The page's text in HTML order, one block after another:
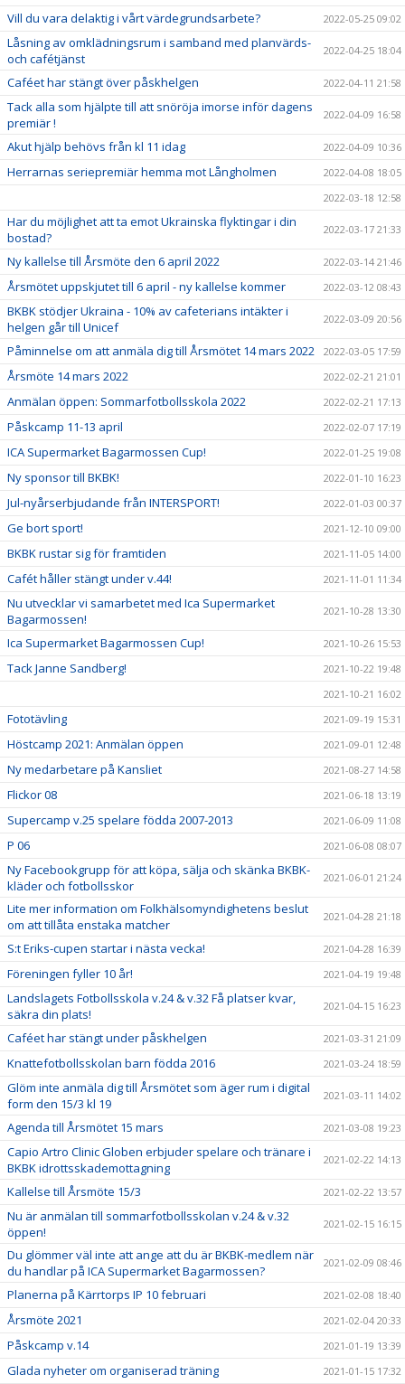
Vill du vara delaktig i vårt värdegrundsarbete?
2022-05-25 09:02
Låsning av omklädningsrum i samband med planvärds-
och cafétjänst
2022-04-25 18:04
Caféet har stängt över påskhelgen 2022-04-11 21:58
Tack alla som hjälpte till att snöröja imorse inför dagens
premiär !
2022-04-09 16:58
Akut hjälp behövs från kl 11 idag 2022-04-09 10:36
Herrarnas seriepremiär hemma mot Långholmen
2022-04-08 18:05
2022-03-18 12:58
Har du möjlighet att ta emot Ukrainska flyktingar i din
bostad?
2022-03-17 21:33
Ny kallelse till Årsmöte den 6 april 2022 2022-03-14 21:46
Årsmötet uppskjutet till 6 april - ny kallelse kommer 2022-03-12 08:43
BKBK stödjer Ukraina - 10% av cafeterians intäkter i
helgen går till Unicef
2022-03-09 20:56
Påminnelse om att anmäla dig till Årsmötet 14 mars 2022 2022-03-05 17:59
Årsmöte 14 mars 2022 2022-02-21 21:01
Anmälan öppen: Sommarfotbollsskola 2022 2022-02-21 17:13
Påskcamp 11-13 april 2022-02-07 17:19
ICA Supermarket Bagarmossen Cup! 2022-01-25 19:08
Ny sponsor till BKBK! 2022-01-10 16:23
Jul-nyårserbjudande från INTERSPORT! 2022-01-03 00:37
Ge bort sport! 2021-12-10 09:00
BKBK rustar sig för framtiden 2021-11-05 14:00
Cafét håller stängt under v.44! 2021-11-01 11:34
Nu utvecklar vi samarbetet med Ica Supermarket
Bagarmossen!
2021-10-28 13:30
Ica Supermarket Bagarmossen Cup! 2021-10-26 15:53
Tack Janne Sandberg!
2021-10-22 19:48
2021-10-21 16:02
Fototävling 2021-09-19 15:31
Höstcamp 2021: Anmälan öppen 2021-09-01 12:48
Ny medarbetare på Kansliet 2021-08-27 14:58
Flickor 08 2021-06-18 13:19
Supercamp v.25 spelare födda 2007-2013 2021-06-09 11:08
P 06 2021-06-08 08:07
Ny Facebookgrupp för att köpa, sälja och skänka BKBK-
kläder och fotbollsskor
2021-06-01 21:24
Lite mer information om Folkhälsomyndighetens beslut
om att tillåta enstaka matcher
2021-04-28 21:18
S:t Eriks-cupen startar i nästa vecka! 2021-04-28 16:39
Föreningen fyller 10 år! 2021-04-19 19:48
Landslagets Fotbollsskola v.24 & v.32 Få platser kvar,
säkra din plats!
2021-04-15 16:23
Caféet har stängt under påskhelgen 2021-03-31 21:09
Knattefotbollsskolan barn födda 2016 2021-03-24 18:59
Glöm inte anmäla dig till Årsmötet som äger rum i digital
form den 15/3 kl 19
2021-03-11 14:02
Agenda till Årsmötet 15 mars 2021-03-08 19:23
Capio Artro Clinic Globen erbjuder spelare och tränare i
BKBK idrottsskademottagning
2021-02-22 14:13
Kallelse till Årsmöte 15/3 2021-02-22 13:57
Nu är anmälan till sommarfotbollsskolan v.24 & v.32
öppen!
2021-02-15 16:15
Du glömmer väl inte att ange att du är BKBK-medlem när
du handlar på ICA Supermarket Bagarmossen?
2021-02-09 08:46
Planerna på Kärrtorps IP 10 februari 2021-02-08 18:40
Årsmöte 2021 2021-02-04 20:33
Påskcamp v.14 2021-01-19 13:39
Glada nyheter om organiserad träning 2021-01-15 17:32